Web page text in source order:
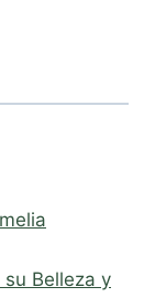
Belleza y